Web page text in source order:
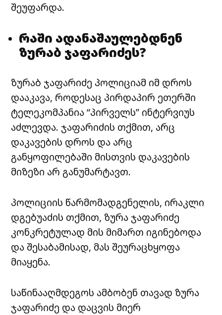
შეუფარდა.
რაში ადანაშაულებდნენ
ზურაბ ჯაფარიძეს?
ზურაბ ჯაფარიძე პოლიციამ იმ დროს
დააკავა, როდესაც პირდაპირ ეთერში
ტელეკომპანია “პირველს” ინტერვიუს
აძლევდა. ჯაფარიძის თქმით, არც
დაკავების დროს და არც
განყოფილებაში მისთვის დაკავების
მიზეზი არ განუმარტავთ.
პოლიციის წარმომადგენელის, ირაკლი
დგებუაძის თქმით, ზურა ჯაფარიძე
კონკრეტულად მის მიმართ იგინებოდა
და შესაბამისად, მას შეურაცხყოფა
მიაყენა.
საწინააღმდეგოს ამბობენ თავად ზურა
ჯაფარიძე და დაცვის მიერ